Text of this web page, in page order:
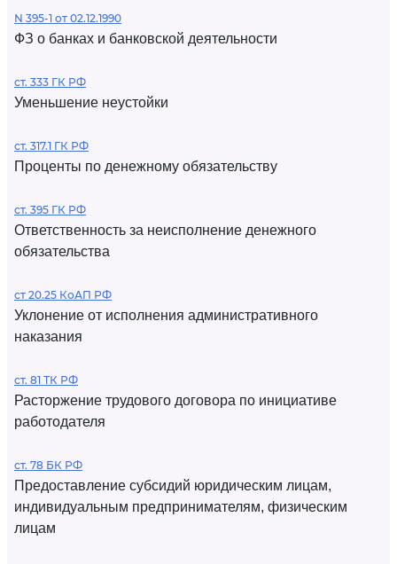
N 395-1 от 02.12.1990
ФЗ о банках и банковской деятельности
ст. 333 ГК РФ
Уменьшение неустойки
ст. 317.1 ГК РФ
Проценты по денежному обязательству
ст. 395 ГК РФ
Ответственность за неисполнение денежного
обязательства
ст 20.25 КоАП РФ
Уклонение от исполнения административного
наказания
ст. 81 ТК РФ
Расторжение трудового договора по инициативе
работодателя
ст. 78 БК РФ
Предоставление субсидий юридическим лицам,
индивидуальным предпринимателям, физическим
лицам